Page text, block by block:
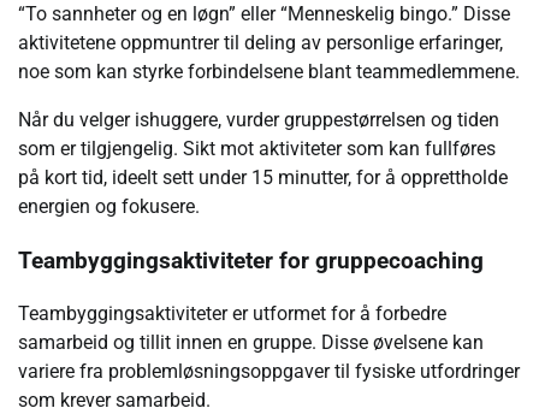
“To sannheter og en løgn” eller “Menneskelig bingo.” Disse
aktivitetene oppmuntrer til deling av personlige erfaringer,
noe som kan styrke forbindelsene blant teammedlemmene.
Når du velger ishuggere, vurder gruppestørrelsen og tiden
som er tilgjengelig. Sikt mot aktiviteter som kan fullføres
på kort tid, ideelt sett under 15 minutter, for å opprettholde
energien og fokusere.
Teambyggingsaktiviteter for gruppecoaching
Teambyggingsaktiviteter er utformet for å forbedre
samarbeid og tillit innen en gruppe. Disse øvelsene kan
variere fra problemløsningsoppgaver til fysiske utfordringer
som krever samarbeid.